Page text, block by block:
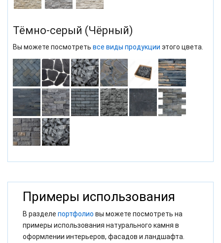
Тёмно-серый (Чёрный)
Вы можете посмотреть все виды продукции этого цвета.
Примеры использования
В разделе портфолио вы можете посмотреть на
примеры использования натурального камня в
оформлении интерьеров, фасадов и ландшафта.